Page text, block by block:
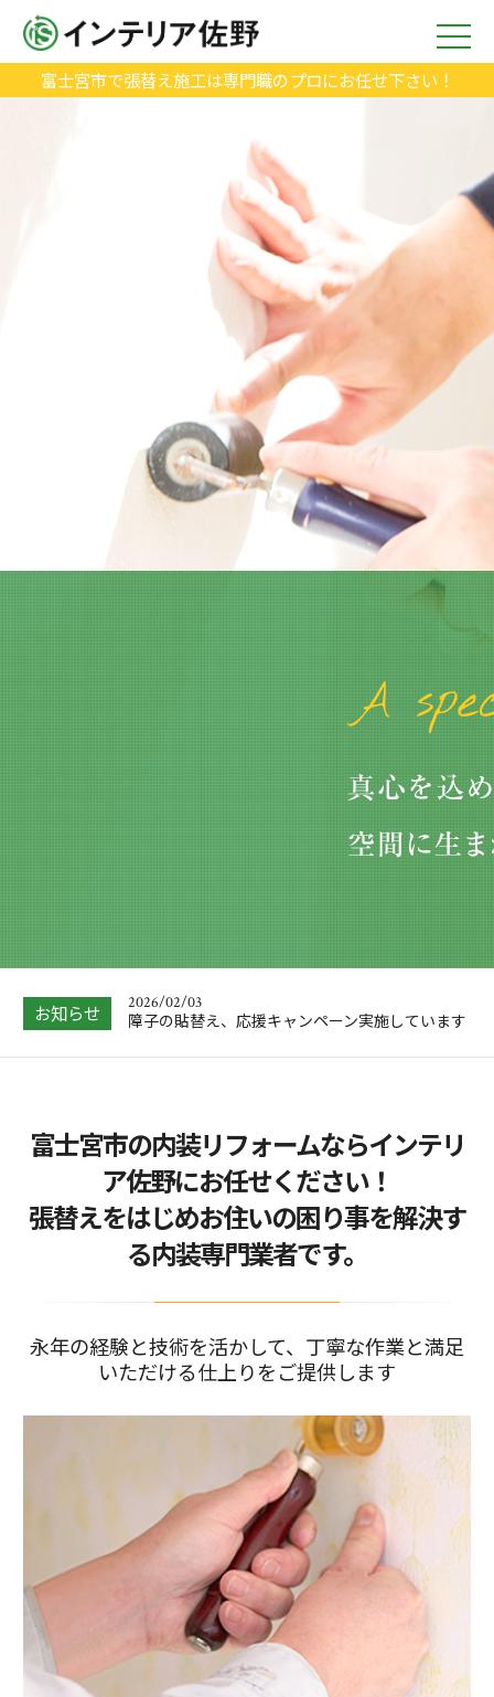
富士宮市で張替え施工は専門職のプロにお任せ下さい！
お知らせ
2026/01/04
大掃除をしてわかった、浴室の窓にはフッ素コー
トのブラインド…
2026/05/09
中東情勢の緊迫化による、価格改定があります。
2026/02/03
障子の貼替え、応援キャンペーン実施しています
抜け落ちそうでしたキッチンの床を、リーズナブ
ルにリフォーム…
2026/01/04
大掃除をしてわかった、浴室の窓にはフッ素コー
トのブラインド…
2026/05/09
富士宮市の内装リフォームならインテリ
ア佐野にお任せください！
張替えをはじめお住いの困り事を解決す
る内装専門業者です。
永年の経験と技術を活かして、丁寧な作業と満足
いただける仕上りをご提供します